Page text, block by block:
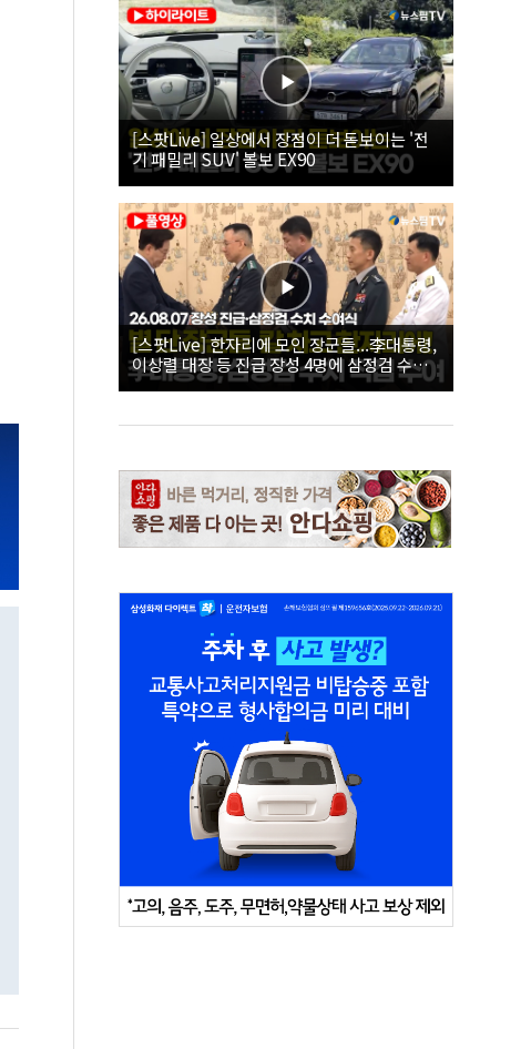
[스팟Live] 일상에서 장점이 더 돋보이는 '전
기 패밀리 SUV' 볼보 EX90
[스팟Live] 한자리에 모인 장군들...李대통령,
이상렬 대장 등 진급 장성 4명에 삼정검 수치
직접 수여｜26.08.07 장성 진급·삼정검 수치